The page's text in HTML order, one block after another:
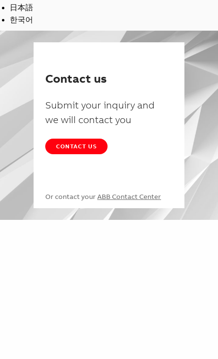
日本語
한국어
Contact us
Submit your inquiry and
we will contact you
CONTACT US
Or contact your ABB Contact Center